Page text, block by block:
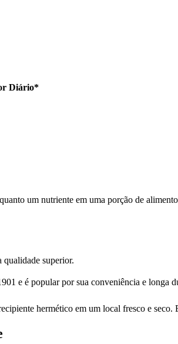
Diário*
um nutriente em uma porção de
qualidade superior.
e é popular por sua conveniência e longa
hermético em um local fresco e